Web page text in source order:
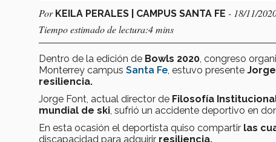
Por KEILA PERALES | CAMPUS SANTA FE - 18/11/
Tiempo estimado de lectura:4 mins
Dentro de la edición de Bowls 2020 , congreso
Monterrey campus Santa Fe , estuvo presente
resiliencia.
Jorge Font, actual director de Filosofía
mundial de ski , sufrió un accidente deportivo en
En esta ocasión el deportista quiso compartir las
discapacidad para adquirir resiliencia.